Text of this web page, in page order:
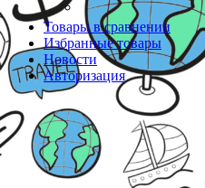
Товары в сравнении
Избранные товары
Новости
Авторизация